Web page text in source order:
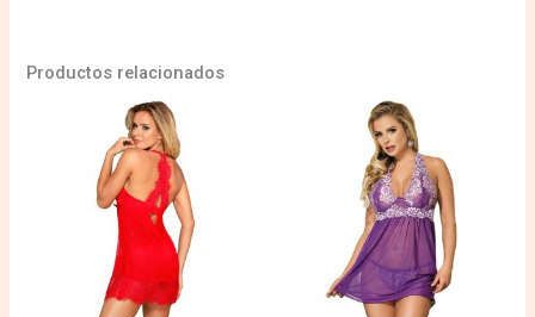
Productos relacionados